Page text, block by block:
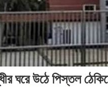
ঘরে উঠে পিস্তল